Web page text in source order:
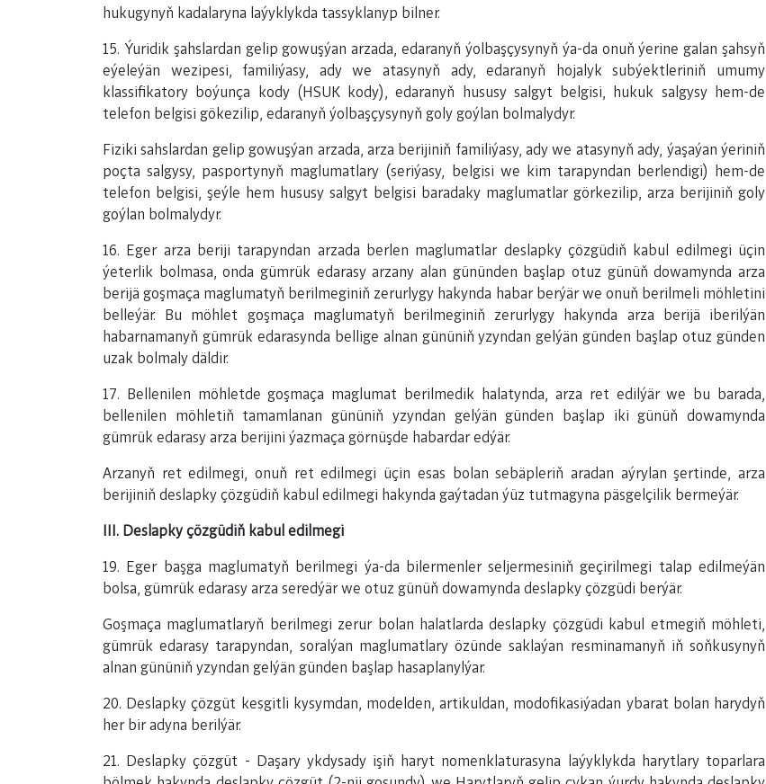
hukugynyň kadalaryna laýyklykda tassyklanyp bilner.
15. Ýuridik şahslardan gelip gowuşýan arzada, edaranyň ýolbaşçysynyň ýa-da onuň ýerine galan şahsyň
eýeleýän wezipesi, familiýasy, ady we atasynyň ady, edaranyň hojalyk subýektleriniň umumy
klassifikatory boýunça kody (HSUK kody), edaranyň hususy salgyt belgisi, hukuk salgysy hem-de
telefon belgisi gökezilip, edaranyň ýolbaşçysynyň goly goýlan bolmalydyr.
Fiziki sahslardan gelip gowuşýan arzada, arza berijiniň familiýasy, ady we atasynyň ady, ýaşaýan ýeriniň
poçta salgysy, pasportynyň maglumatlary (seriýasy, belgisi we kim tarapyndan berlendigi) hem-de
telefon belgisi, şeýle hem hususy salgyt belgisi baradaky maglumatlar görkezilip, arza berijiniň goly
goýlan bolmalydyr.
16. Eger arza beriji tarapyndan arzada berlen maglumatlar deslapky çözgüdiň kabul edilmegi üçin
ýeterlik bolmasa, onda gümrük edarasy arzany alan gününden başlap otuz günüň dowamynda arza
berijä goşmaça maglumatyň berilmeginiň zerurlygy hakynda habar berýär we onuň berilmeli möhletini
belleýär. Bu möhlet goşmaça maglumatyň berilmeginiň zerurlygy hakynda arza berijä iberilýän
habarnamanyň gümrük edarasynda bellige alnan gününiň yzyndan gelýän günden başlap otuz günden
uzak bolmaly däldir.
17. Bellenilen möhletde goşmaça maglumat berilmedik halatynda, arza ret edilýär we bu barada,
bellenilen möhletiň tamamlanan gününiň yzyndan gelýän günden başlap iki günüň dowamynda
gümrük edarasy arza berijini ýazmaça görnüşde habardar edýär.
Arzanyň ret edilmegi, onuň ret edilmegi üçin esas bolan sebäpleriň aradan aýrylan şertinde, arza
berijiniň deslapky çözgüdiň kabul edilmegi hakynda gaýtadan ýüz tutmagyna päsgelçilik bermeýär.
III. Deslapky çözgüdiň kabul edilmegi
19. Eger başga maglumatyň berilmegi ýa-da bilermenler seljermesiniň geçirilmegi talap edilmeýän
bolsa, gümrük edarasy arza seredýär we otuz günüň dowamynda deslapky çözgüdi berýär.
Goşmaça maglumatlaryň berilmegi zerur bolan halatlarda deslapky çözgüdi kabul etmegiň möhleti,
gümrük edarasy tarapyndan, soralýan maglumatlary özünde saklaýan resminamanyň iň soňkusynyň
alnan gününiň yzyndan gelýän günden başlap hasaplanylýar.
20. Deslapky çözgüt kesgitli kysymdan, modelden, artikuldan, modofikasiýadan ybarat bolan harydyň
her bir adyna berilýär.
21. Deslapky çözgüt - Daşary ykdysady işiň haryt nomenklaturasyna laýyklykda harytlary toparlara